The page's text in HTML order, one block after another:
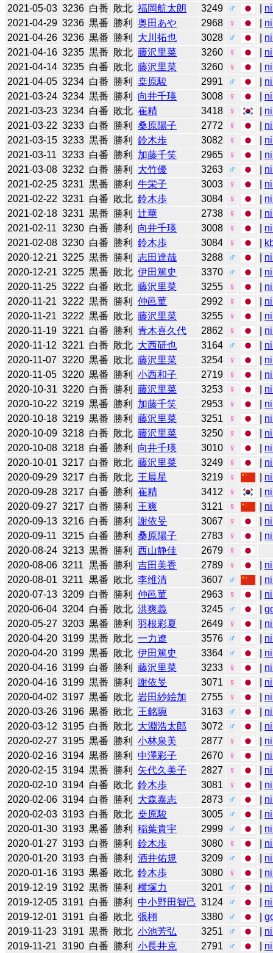
2021-05-03 3236 白番 敗北 福岡航太朗 3249 ♂
2021-04-29 3236 黒番 勝利 奥田あや 2968 ♀
2021-04-26 3236 黒番 勝利 大川拓也 3028 ♂
2021-04-16 3235 黒番 敗北 藤沢里菜 3260 ♀
2021-04-14 3235 白番 敗北 藤沢里菜 3260 ♀
2021-04-05 3234 白番 勝利 桒原駿 2991 ♂
2021-03-24 3234 黒番 勝利 向井千瑛 3008 ♀
2021-03-23 3234 白番 敗北 崔精 3418 ♀
2021-03-22 3233 白番 勝利 桑原陽子 2772 ♀
2021-03-15 3233 黒番 勝利 鈴木歩 3082 ♀
2021-03-11 3233 白番 勝利 加藤千笑 2965 ♀
2021-03-08 3232 白番 勝利 大竹優 3263 ♂
2021-02-25 3231 黒番 勝利 牛栄子 3003 ♀
2021-02-22 3231 白番 敗北 鈴木歩 3084 ♀
2021-02-18 3231 黒番 勝利 辻華 2738 ♀
2021-02-11 3230 白番 勝利 向井千瑛 3008 ♀
2021-02-08 3230 白番 勝利 鈴木歩 3084 ♀
2020-12-21 3225 黒番 勝利 志田達哉 3288 ♂
2020-12-21 3225 黒番 敗北 伊田篤史 3370 ♂
2020-11-25 3222 白番 敗北 藤沢里菜 3255 ♀
2020-11-21 3222 黒番 勝利 仲邑菫 2992 ♀
2020-11-21 3222 黒番 敗北 藤沢里菜 3255 ♀
2020-11-19 3221 白番 勝利 青木喜久代 2862 ♀
2020-11-12 3221 白番 敗北 大西研也 3164 ♂
2020-11-07 3220 黒番 敗北 藤沢里菜 3254 ♀
2020-11-05 3220 黒番 勝利 小西和子 2719 ♀
2020-10-31 3220 白番 勝利 藤沢里菜 3253 ♀
2020-10-22 3219 黒番 勝利 加藤千笑 2953 ♀
2020-10-18 3219 黒番 勝利 藤沢里菜 3251 ♀
2020-10-09 3218 白番 敗北 藤沢里菜 3250 ♀
2020-10-08 3218 白番 勝利 向井千瑛 3010 ♀
2020-10-01 3217 白番 敗北 藤沢里菜 3249 ♀
2020-09-29 3217 白番 敗北 王晨星 3219 ♀
2020-09-28 3217 白番 勝利 崔精 3412 ♀
2020-09-27 3217 白番 勝利 王爽 3121 ♀
2020-09-13 3216 白番 勝利 謝依旻 3067 ♀
2020-09-11 3215 白番 勝利 桑原陽子 2783 ♀
2020-08-24 3213 黒番 勝利 西山静佳 2679
♀
2020-08-06 3211 黒番 勝利 吉田美香 2789 ♀
2020-08-01 3211 黒番 敗北 李维清 3607 ♂
2020-07-13 3209 白番 勝利 仲邑菫 2963 ♀
2020-06-04 3204 白番 敗北 洪爽義 3245 ♂ |
2020-05-27 3203 黒番 勝利 羽根彩夏 2649 ♀
2020-04-20 3199 黒番 敗北 一力遼 3576 ♂
2020-04-20 3199 黒番 敗北 伊田篤史 3364 ♂
2020-04-16 3199 白番 勝利 藤沢里菜 3233 ♀
2020-04-16 3199 黒番 勝利 謝依旻 3071 ♀
2020-04-02 3197 黒番 敗北 岩田紗絵加 2755 ♀
2020-03-26 3196 黒番 敗北 王銘琬 3163 ♂
2020-03-12 3195 白番 敗北 大淵浩太郎 3072 ♂
2020-02-27 3195 黒番 勝利 小林泉美 2877 ♀
2020-02-16 3194 黒番 勝利 中澤彩子 2670 ♀
2020-02-15 3194 黒番 勝利 矢代久美子 2827 ♀
2020-02-10 3194 白番 敗北 鈴木歩 3081 ♀
2020-02-06 3194 白番 勝利 大森泰志 2873 ♂
2020-02-03 3193 白番 敗北 桒原駿 3005 ♂
2020-01-30 3193 黒番 勝利 稲葉貴宇 2999 ♂
2020-01-27 3193 白番 勝利 鈴木歩 3080 ♀
2020-01-20 3193 白番 勝利 酒井佑規 3209 ♂
2020-01-16 3193 黒番 敗北 鈴木歩 3080 ♀
2019-12-19 3192 黒番 勝利 横塚力 3201 ♂
2019-12-05 3191 白番 勝利 中小野田智己 3124 ♂
2019-12-01 3191 白番 敗北 張栩 3380 ♂ |
2019-11-23 3191 黒番 敗北 小池芳弘 3251 ♂
2019-11-21 3190 白番 勝利 小長井克 2791 ♂